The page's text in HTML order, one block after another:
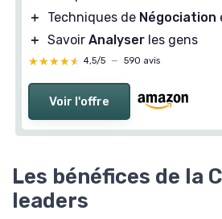
＋
Techniques de Négociation
＋ Savoir Analyser les gens
★★★★★
★★★★★ 4,5/5 — 590 avis
Voir l'offre
Les bénéfices de la
leaders